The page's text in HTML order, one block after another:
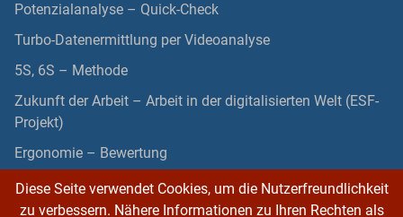
Potenzialanalyse – Quick-Check
Turbo-Datenermittlung per Videoanalyse
5S, 6S – Methode
Zukunft der Arbeit – Arbeit in der digitalisierten Welt (ESF-
Projekt)
Ergonomie – Bewertung
Diese Seite verwendet Cookies, um die Nutzerfreundlichkeit
zu verbessern. Nähere Informationen zu Ihren Rechten als